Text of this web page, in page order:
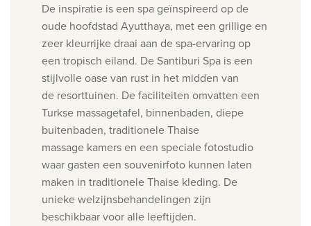
De inspiratie is een spa geïnspireerd op de
oude hoofdstad Ayutthaya, met een grillige en
zeer kleurrijkedraai aan de spa-ervaring op
een tropisch eiland. De Santiburi Spa is een
stijlvolle oase van rust in het midden van
de resorttuinen. De faciliteiten omvatten een
Turkse massagetafel, binnenbaden, diepe
buitenbaden, traditionele Thaise
massage kamers en een speciale fotostudio
waar gasten een souvenirfoto kunnen laten
maken in traditionele Thaise kleding. De
unieke welzijnsbehandelingen zijn
beschikbaarvoor alle leeftijden.